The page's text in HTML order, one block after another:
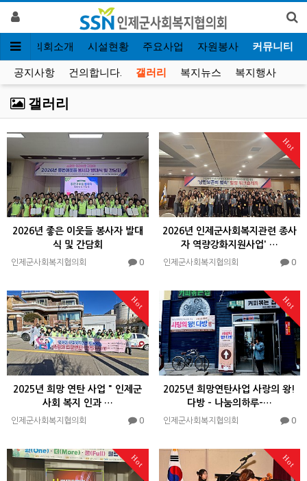
협의회소개 시설현황 주요사업 자원봉사 커뮤니티
공지사항 건의합니다. 갤러리 복지뉴스 복지행사
갤러리
2026년 좋은 이웃들 봉사자 발대
식 및 간담회
인제군사회복지협의회 0
Hot
2026년 인제군사회복지관련 종사
자 역량강화지원사업' …
인제군사회복지협의회 0
Hot
2025년 희망 연탄 사업 " 인제군
사회 복지 인과 …
인제군사회복지협의회 0
Hot
2025년 희망연탄사업 사랑의 왕!
다방 - 나눔의하루-…
인제군사회복지협의회 0
Hot Hot